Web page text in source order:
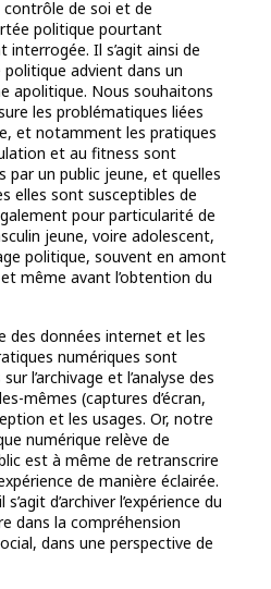
contrôle de soi et de
politique pourtant
Il s’agit ainsi de
advient dans un
apolitique. Nous souhaitons
les problématiques liées
et notamment les pratiques
et au fitness sont
par un public jeune, et quelles
elles sont susceptibles de
pour particularité de
jeune, voire adolescent,
politique, souvent en amont
même avant l’obtention du
des données internet et les
numériques sont
l’archivage et l’analyse des
mêmes (captures d’écran,
et les usages. Or, notre
numérique relève de
est à même de retranscrire
de manière éclairée.
d’archiver l’expérience du
dans la compréhension
dans une perspective de